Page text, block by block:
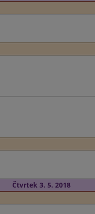
Čtvrtek 3. 5. 2018